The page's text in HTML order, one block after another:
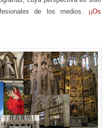
de los medios. ¡¡Os